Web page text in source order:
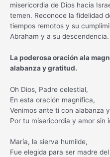
misericordia de Dios hacia
temen. Reconoce la fidelidad
tiempos remotos y su
Abraham y a su descendencia.
La poderosa oración ala
alabanza y gratitud.
Oh Dios, Padre celestial,
En esta oración magnífica,
Venimos ante ti con alabanza
Por tu misericordia y amor sin
María, la sierva humilde,
Fue elegida para ser madre